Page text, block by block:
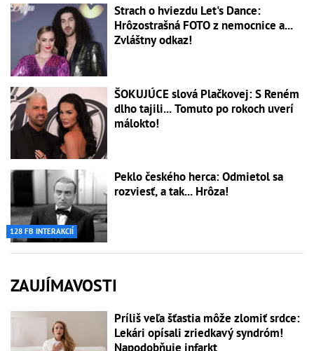
Strach o hviezdu Let's Dance:
Hrôzostrašná FOTO z nemocnice a...
Zvláštny odkaz!
ŠOKUJÚCE slová Plačkovej: S Reném
dlho tajili... Tomuto po rokoch uverí
málokto!
128 FB INTERAKCIÍ
Peklo českého herca: Odmietol sa
rozviesť, a tak... Hrôza!
ZAUJÍMAVOSTI
Príliš veľa šťastia môže zlomiť srdce:
Lekári opísali zriedkavý syndróm!
Napodobňuje infarkt